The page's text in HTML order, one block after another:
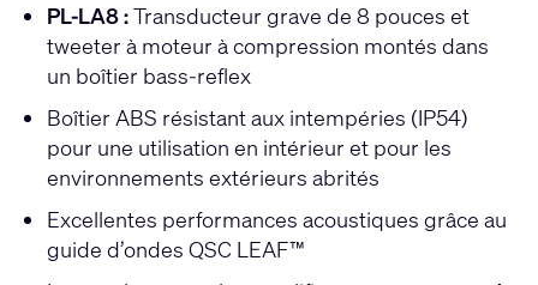
PL-LA8 :Transducteur grave de 8 pouces et
tweeter à moteur à compression montés dans
un boîtier bass-reflex
Boîtier ABS résistant aux intempéries (IP54)
pour une utilisation en intérieur et pour les
environnements extérieurs abrités
Excellentes performances acoustiques grâce au
guide d’ondes QSC LEAF™